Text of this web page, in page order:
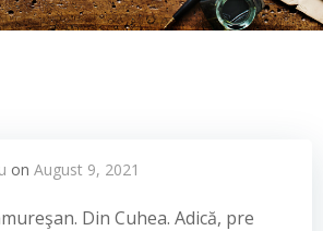
on August 9, 2021
Din Cuhea. Adică, pre